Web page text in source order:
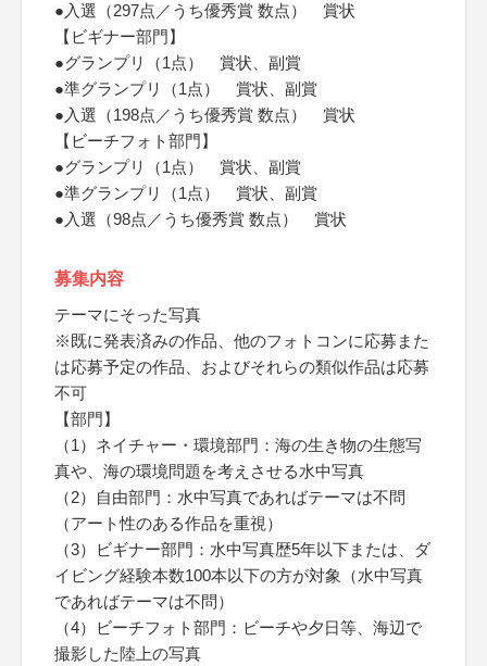
●入選（297点／うち優秀賞 数点） 賞状
【ビギナー部門】
●グランプリ（1点） 賞状、副賞
●準グランプリ（1点） 賞状、副賞
●入選（198点／うち優秀賞 数点） 賞状
【ビーチフォト部門】
●グランプリ（1点） 賞状、副賞
●準グランプリ（1点） 賞状、副賞
●入選（98点／うち優秀賞 数点） 賞状
募集内容
テーマにそった写真
※既に発表済みの作品、他のフォトコンに応募また
は応募予定の作品、およびそれらの類似作品は応募
不可
【部門】
（1）ネイチャー・環境部門：海の生き物の生態写
真や、海の環境問題を考えさせる水中写真
（2）自由部門：水中写真であればテーマは不問
（アート性のある作品を重視）
（3）ビギナー部門：水中写真歴5年以下または、ダ
イビング経験本数100本以下の方が対象（水中写真
であればテーマは不問）
（4）ビーチフォト部門：ビーチや夕日等、海辺で
撮影した陸上の写真